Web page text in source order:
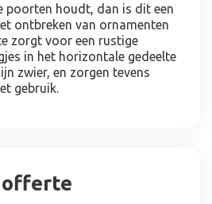
poorten houdt, dan is dit een
ontbreken van ornamenten
zorgt voor een rustige
in het horizontale gedeelte
zwier, en zorgen tevens
gebruik.
offerte